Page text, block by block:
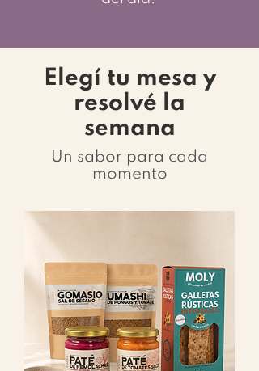
Elegí tu mesa y
resolvé la
semana
Un sabor para cada
momento